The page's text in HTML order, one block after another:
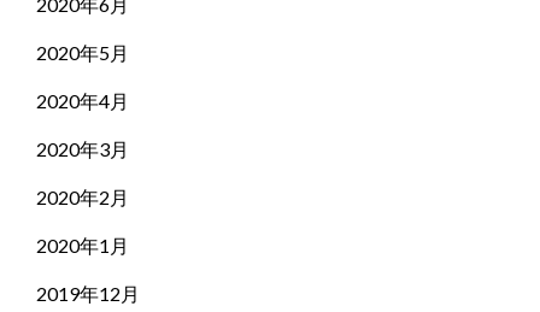
2020年5月
2020年4月
2020年3月
2020年2月
2020年1月
2019年12月